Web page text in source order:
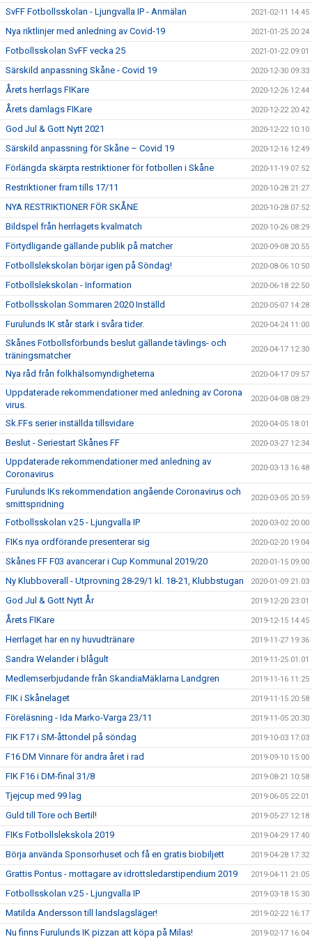
SvFF Fotbollsskolan - Ljungvalla IP - Anmälan 2021-02-11 14:45
Nya riktlinjer med anledning av Covid-19 2021-01-25 20:24
Fotbollsskolan SvFF vecka 25 2021-01-22 09:01
Särskild anpassning Skåne - Covid 19 2020-12-30 09:33
Årets herrlags FIKare 2020-12-26 12:44
Årets damlags FIKare 2020-12-22 20:42
God Jul & Gott Nytt 2021 2020-12-22 10:10
Särskild anpassning för Skåne – Covid 19 2020-12-16 12:49
Förlängda skärpta restriktioner för fotbollen i Skåne 2020-11-19 07:52
Restriktioner fram tills 17/11 2020-10-28 21:27
NYA RESTRIKTIONER FÖR SKÅNE 2020-10-28 07:52
Bildspel från herrlagets kvalmatch 2020-10-26 08:29
Förtydligande gällande publik på matcher 2020-09-08 20:55
Fotbollslekskolan börjar igen på Söndag! 2020-08-06 10:50
Fotbollslekskolan - Information 2020-06-18 22:50
Fotbollsskolan Sommaren 2020 Inställd 2020-05-07 14:28
Furulunds IK står stark i svåra tider. 2020-04-24 11:00
Skånes Fotbollsförbunds beslut gällande tävlings- och
träningsmatcher
2020-04-17 12:30
Nya råd från folkhälsomyndigheterna 2020-04-17 09:57
Uppdaterade rekommendationer med anledning av Corona
virus.
2020-04-08 08:29
Sk.FFs serier inställda tillsvidare 2020-04-05 18:01
Beslut - Seriestart Skånes FF 2020-03-27 12:34
Uppdaterade rekommendationer med anledning av
Coronavirus
2020-03-13 16:48
Furulunds IKs rekommendation angående Coronavirus och
smittspridning
2020-03-05 20:59
Fotbollsskolan v.25 - Ljungvalla IP 2020-03-02 20:00
FIKs nya ordförande presenterar sig 2020-02-20 19:04
Skånes FF F03 avancerar i Cup Kommunal 2019/20 2020-01-15 09:00
Ny Klubboverall - Utprovning 28-29/1 kl. 18-21, Klubbstugan 2020-01-09 21:03
God Jul & Gott Nytt År 2019-12-20 23:01
Årets FIKare 2019-12-15 14:45
Herrlaget har en ny huvudtränare 2019-11-27 19:36
Sandra Welander i blågult 2019-11-25 01:01
Medlemserbjudande från SkandiaMäklarna Landgren 2019-11-16 11:25
FIK i Skånelaget 2019-11-15 20:58
Föreläsning - Ida Marko-Varga 23/11 2019-11-05 20:30
FIK F17 i SM-åttondel på söndag 2019-10-03 17:03
F16 DM Vinnare för andra året i rad 2019-09-10 15:00
FIK F16 i DM-final 31/8 2019-08-21 10:58
Tjejcup med 99 lag 2019-06-05 22:01
Guld till Tore och Bertil! 2019-05-27 12:18
FIKs Fotbollslekskola 2019 2019-04-29 17:40
Börja använda Sponsorhuset och få en gratis biobiljett 2019-04-28 17:32
Grattis Pontus - mottagare av idrottsledarstipendium 2019 2019-04-11 21:05
Fotbollsskolan v.25 - Ljungvalla IP 2019-03-18 15:30
Matilda Andersson till landslagsläger! 2019-02-22 16:17
Nu finns Furulunds IK pizzan att köpa på Milas! 2019-02-17 16:04